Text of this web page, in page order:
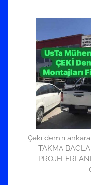
Çeki demiri ankara
TAKMA
PROJELERİ